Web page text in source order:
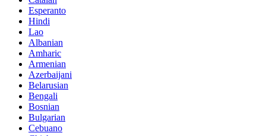
Esperanto
Hindi
Lao
Albanian
Amharic
Armenian
Azerbaijani
Belarusian
Bengali
Bosnian
Bulgarian
Cebuano